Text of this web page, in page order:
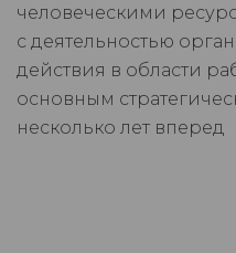
человеческими
с деятельностью
действия в области
основным
несколько лет вперед